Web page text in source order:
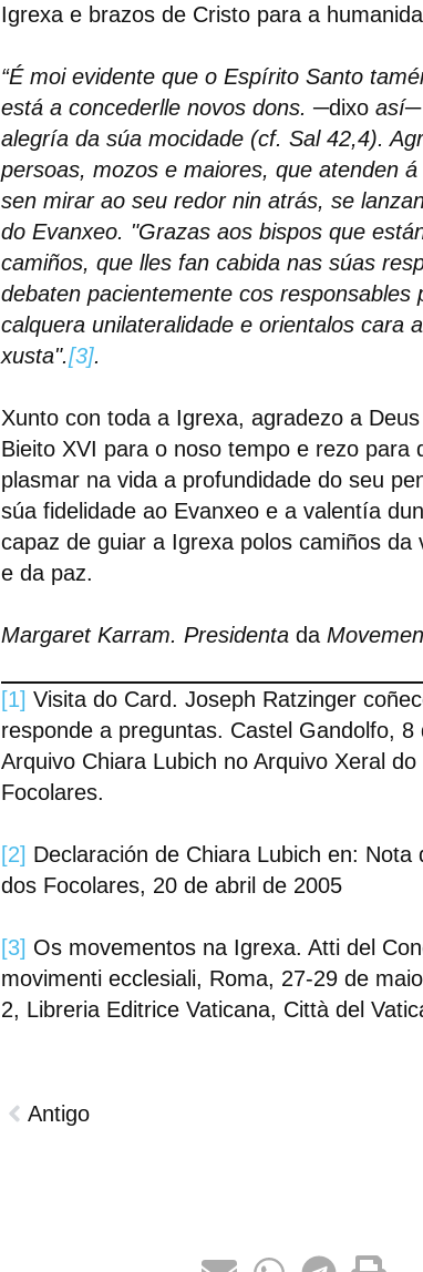
Igrexa e brazos de Cristo para a
“É moi evidente que o Espírito Santo
está a concederlle novos dons.─dixo así─
alegría da súa mocidade (cf. Sal 42,4).
persoas, mozos e maiores, que atenden
sen mirar ao seu redor nin atrás, se
do Evanxeo. "Grazas aos bispos que
camiños, que lles fan cabida nas súas
debaten pacientemente cos responsables
calquera unilateralidade e orientalos cara
xusta".[3].
Xunto con toda a Igrexa, agradezo a
Bieito XVI para o noso tempo e rezo para
plasmar na vida a profundidade do seu
súa fidelidade ao Evanxeo e a valentía
capaz de guiar a Igrexa polos camiños da
e da paz.
Margaret Karram.Presidentada
[1] Visita do Card. Joseph Ratzinger
responde a preguntas. Castel Gandolfo, 8
Arquivo Chiara Lubich no Arquivo Xeral
Focolares.
[2] Declaración de Chiara Lubich en:
dos Focolares, 20 de abril de 2005
[3] Os movementos na Igrexa. Atti del
movimenti ecclesiali, Roma, 27-29 de
2, Libreria Editrice Vaticana, Città del
Antigo